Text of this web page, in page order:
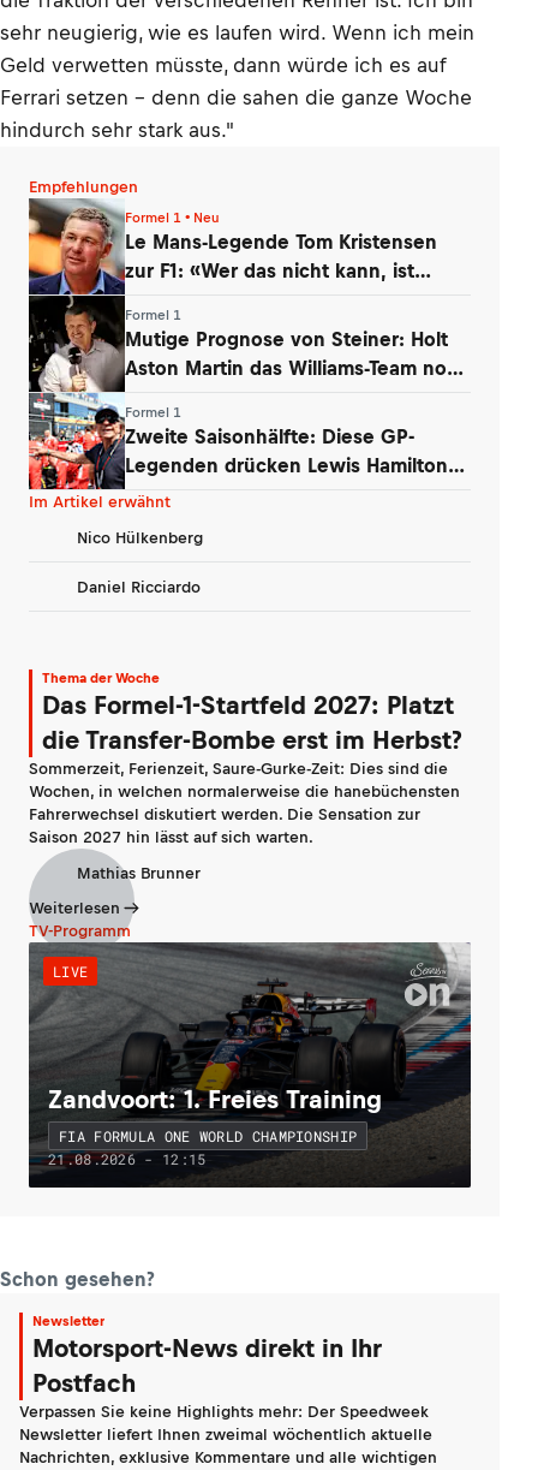
sehr neugierig, wie es laufen wird. Wenn ich mein
Geld verwetten müsste, dann würde ich es auf
Ferrari setzen – denn die sahen die ganze Woche
hindurch sehr stark aus."
Empfehlungen
Formel 1 • Neu
Le Mans-Legende Tom Kristensen
zur F1: «Wer das nicht kann, ist
Formel 1
Mutige Prognose von Steiner: Holt
Aston Martin das Williams-Team noch
Formel 1
Zweite Saisonhälfte: Diese GP-
Legenden drücken Lewis Hamilton
die Daumen
Im Artikel erwähnt
Nico Hülkenberg
Daniel Ricciardo
Thema der Woche
Das Formel-1-Startfeld 2027: Platzt
die Transfer-Bombe erst im Herbst?
Sommerzeit, Ferienzeit, Saure-Gurke-Zeit: Dies sind die
Wochen, in welchen normalerweise die hanebüchensten
Fahrerwechsel diskutiert werden. Die Sensation zur
Saison 2027 hin lässt auf sich warten.
Mathias Brunner
Weiterlesen
TV-Programm
LIVE
Zandvoort: 1. Freies Training
FIA FORMULA ONE WORLD CHAMPIONSHIP
21.08.2026 - 12:15
Schon gesehen?
Newsletter
Motorsport-News direkt in Ihr
Postfach
Verpassen Sie keine Highlights mehr: Der Speedweek
Newsletter liefert Ihnen zweimal wöchentlich aktuelle
Nachrichten, exklusive Kommentare und alle wichtigen